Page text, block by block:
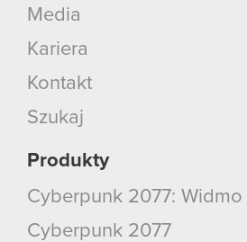
Media
Kariera
Kontakt
Szukaj
Produkty
Cyberpunk 2077: Widmo
Cyberpunk 2077